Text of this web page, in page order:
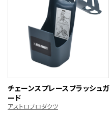
チェーンスプレースプラッシュガ
ード
アストロプロダクツ